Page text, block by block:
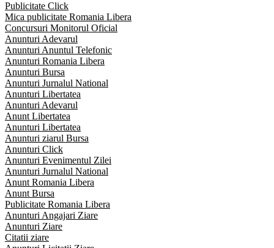
Publicitate Click
Mica publicitate Romania Libera
Concursuri Monitorul Oficial
Anunturi Adevarul
Anunturi Anuntul Telefonic
Anunturi Romania Libera
Anunturi Bursa
Anunturi Jurnalul National
Anunturi Libertatea
Anunturi Adevarul
Anunt Libertatea
Anunturi Libertatea
Anunturi ziarul Bursa
Anunturi Click
Anunturi Evenimentul Zilei
Anunturi Jurnalul National
Anunt Romania Libera
Anunt Bursa
Publicitate Romania Libera
Anunturi Angajari Ziare
Anunturi Ziare
Citatii ziare